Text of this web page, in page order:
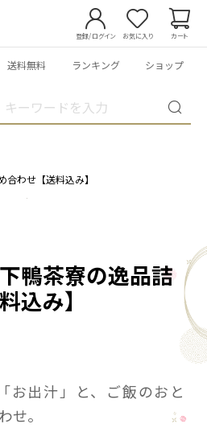
登録/ログイン お気に入り カート
送料無料 ランキング ショップ
合わせ【送料込み】
鴨茶寮の逸品詰
込み】
お出汁」と、ご飯のおと
せ。